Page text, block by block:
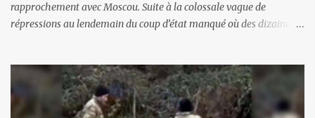
rapprochement avec Moscou. Suite à la colossale vague de
répressions au lendemain du coup d’état manqué où des dizaines
fermés, ses relations avec les Occidentaux se sont notablement
refroidies ; Moscou s’était abstenu de critiquer Ankara sur cette
purge massive. Avec en perspective, une épée de Damoclès